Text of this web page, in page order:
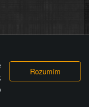
provozovatele
nebo video na
videa nebo
uplatnit vůči
škody nebo